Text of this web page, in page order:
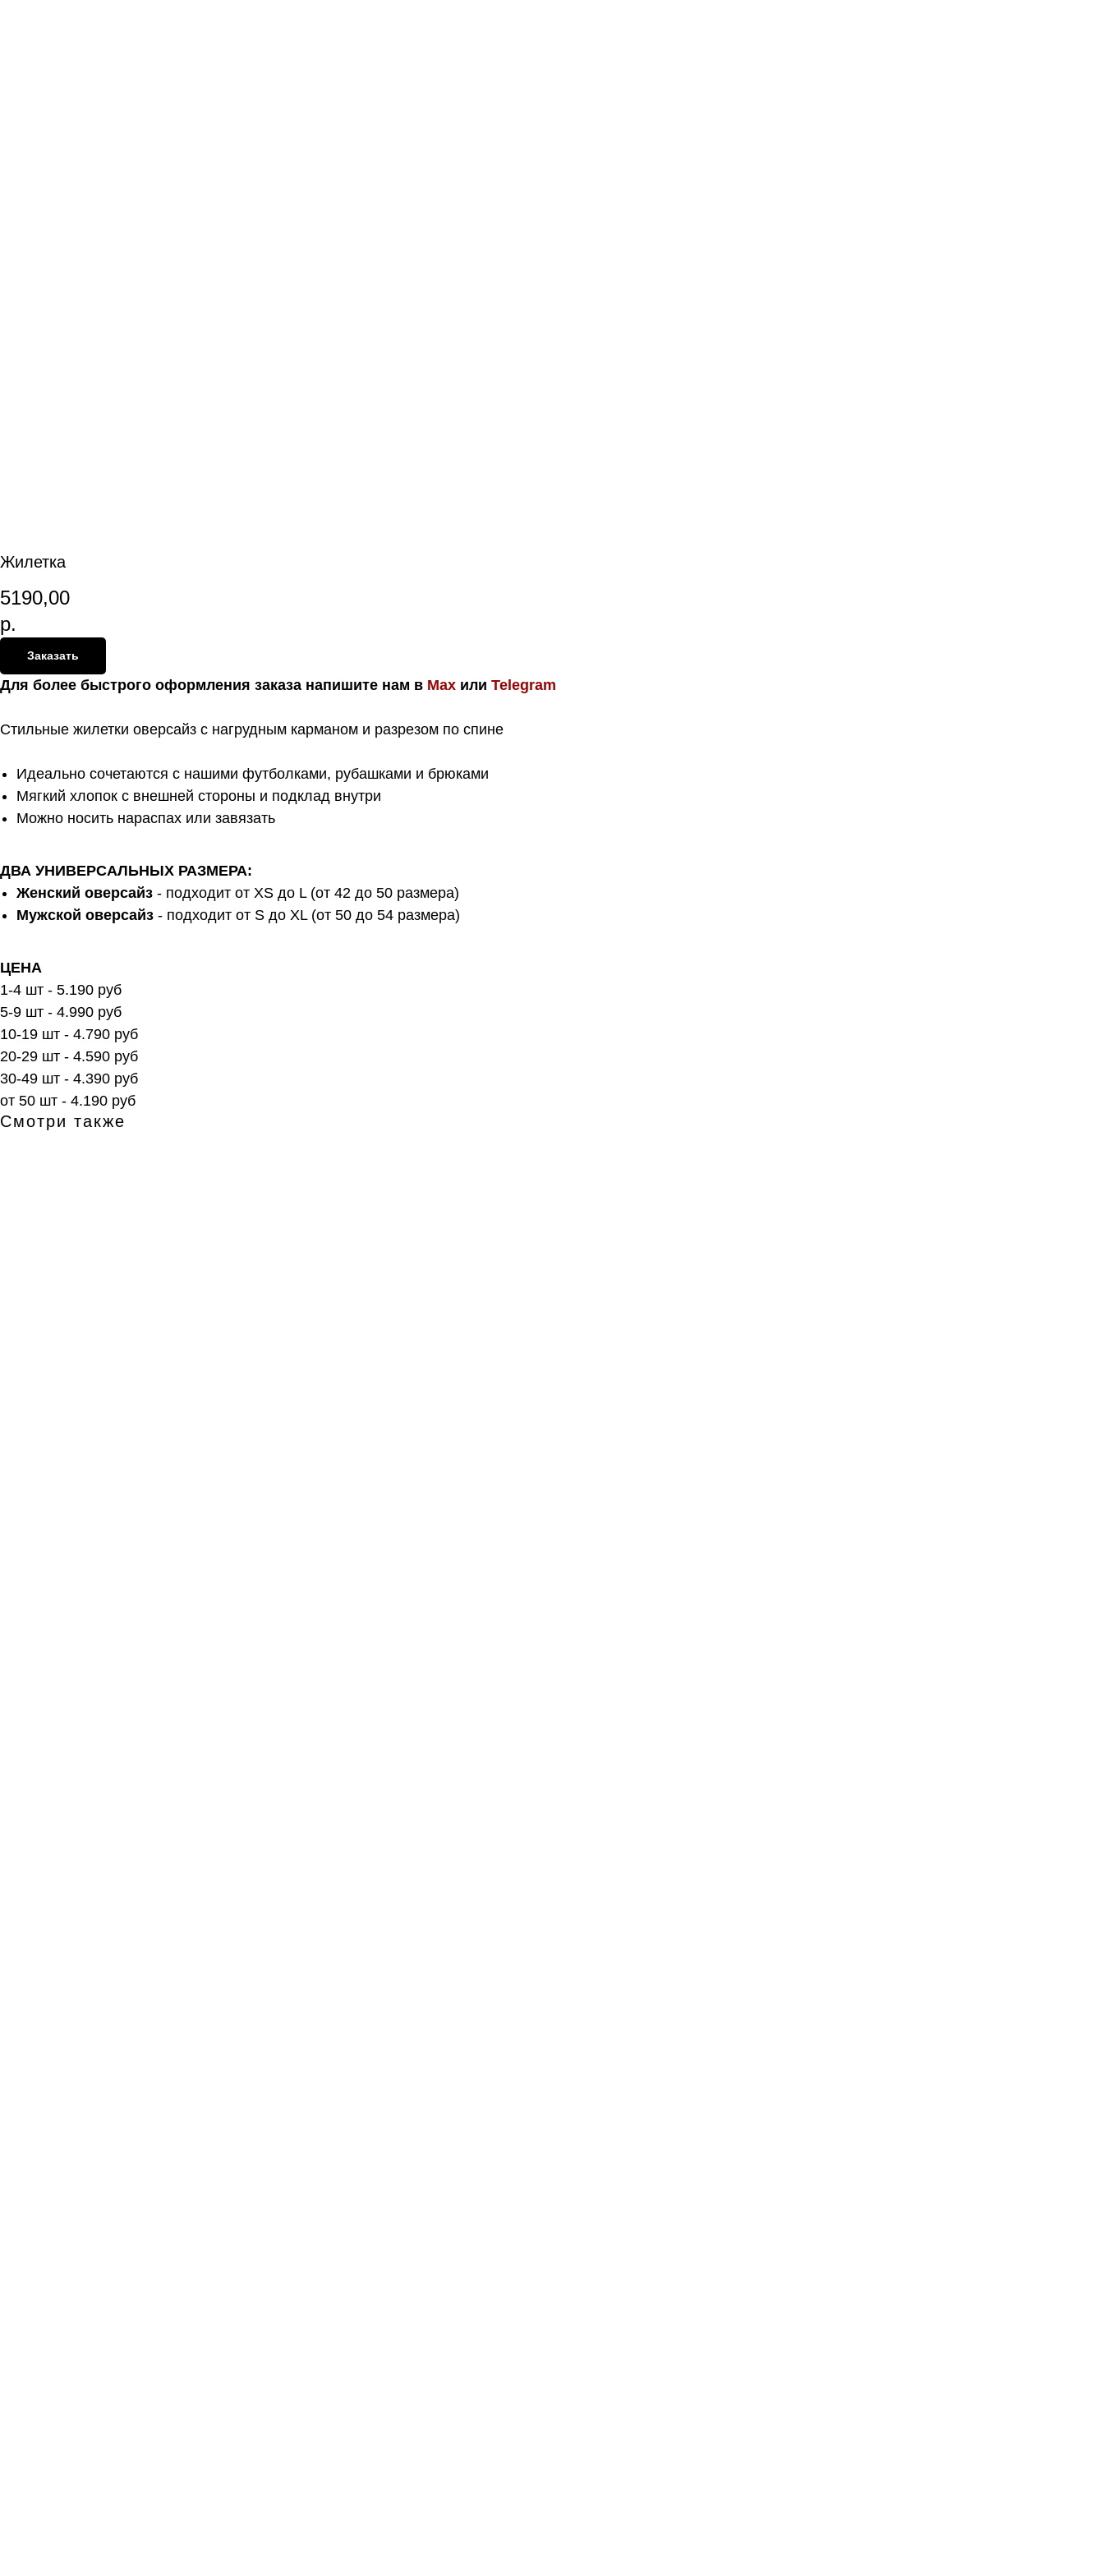
Жилетка
5190,00
р.
Заказать
Для более быстрого оформления заказа напишите нам в Max или Telegram
Стильные жилетки оверсайз с нагрудным карманом и разрезом по спине
Идеально сочетаются с нашими футболками, рубашками и брюками
Мягкий хлопок с внешней стороны и подклад внутри
Можно носить нараспах или завязать
ДВА УНИВЕРСАЛЬНЫХ РАЗМЕРА:
Женский оверсайз - подходит от XS до L (от 42 до 50 размера)
Мужской оверсайз - подходит от S до XL (от 50 до 54 размера)
ЦЕНА
1-4 шт - 5.190 руб
5-9 шт - 4.990 руб
10-19 шт - 4.790 руб
20-29 шт - 4.590 руб
30-49 шт - 4.390 руб
от 50 шт - 4.190 руб
Смотри также